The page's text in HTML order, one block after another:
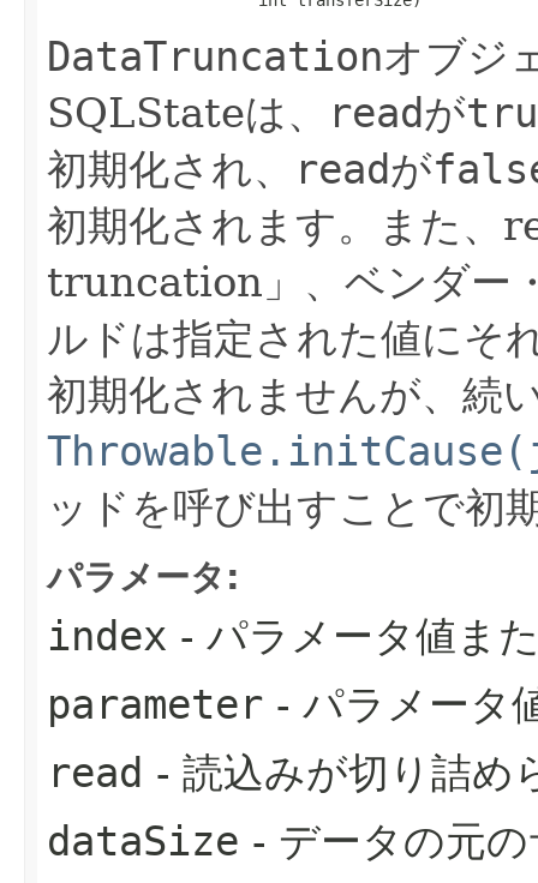
DataTruncationオブジ
SQLStateは、
readが
初期化され、
readが
初期化されます。また、
truncation」、ベンダー
ルドは指定された値にそ
初期化されませんが、続
ッドを呼び出すことで初
パラメータ:
index - パラメータ値ま
parameter - パラメータ
read - 読込みが切り詰
dataSize - データの元